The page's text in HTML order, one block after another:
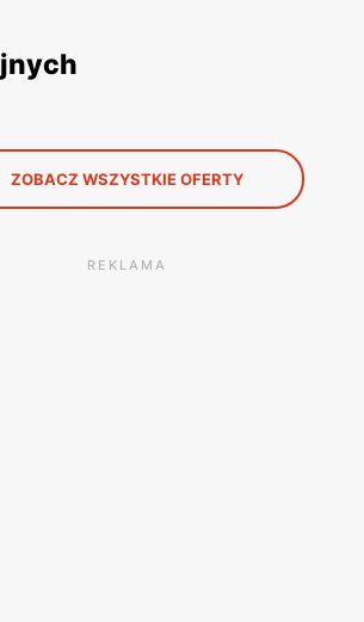
ZOBACZ WSZYSTKIE OFERTY
REKLAMA